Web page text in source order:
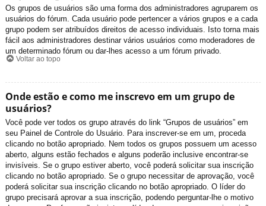
Os grupos de usuários são uma forma dos administradores agruparem os
usuários do fórum. Cada usuário pode pertencer a vários grupos e a cada
grupo podem ser atribuídos direitos de acesso individuais. Isto torna mais
fácil aos administradores destinar vários usuários como moderadores de
um determinado fórum ou dar-lhes acesso a um fórum privado.
Voltar ao topo
Onde estão e como me inscrevo em um grupo de
usuários?
Você pode ver todos os grupo através do link “Grupos de usuários” em
seu Painel de Controle do Usuário. Para inscrever-se em um, proceda
clicando no botão apropriado. Nem todos os grupos possuem um acesso
aberto, alguns estão fechados e alguns poderão inclusive encontrar-se
invisíveis. Se o grupo estiver aberto, você poderá solicitar sua inscrição
clicando no botão apropriado. Se o grupo necessitar de aprovação, você
poderá solicitar sua inscrição clicando no botão apropriado. O líder do
grupo precisará aprovar a sua inscrição, podendo perguntar-lhe o motivo